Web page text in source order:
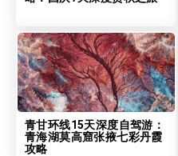
青甘环线15天深度自驾游：
青海湖莫高窟张掖七彩丹霞
攻略